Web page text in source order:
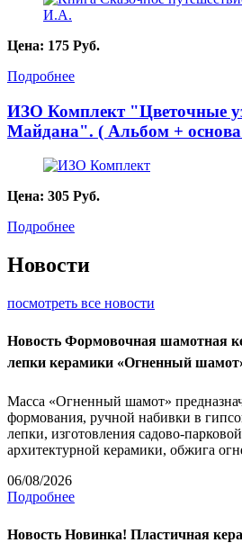
Цена: 175 Руб.
Подробнее
ИЗО Комплект "Цветочные
Майдана". ( Альбом + основа
Цена: 305 Руб.
Подробнее
Новости
посмотреть все новости
Новость Формовочная шамотная
лепки керамики «Огненный
Масса «Огненный шамот»
формования, ручной набивки в
лепки, изготовления садово-
архитектурной керамики, обжига
06/08/2026
Подробнее
Новость Новинка! Пластичная